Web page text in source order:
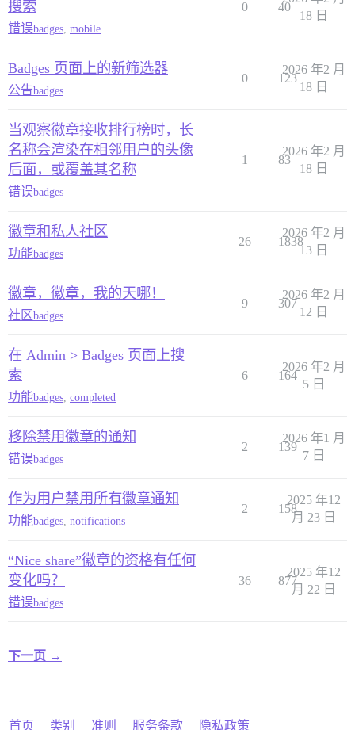
搜索
错误badges mobile
0 40
18 日
Badges 页面上的新筛选器
公告badges
0 123
2026 年2 月
18 日
当观察徽章接收排行榜时，长
名称会渲染在相邻用户的头像
后面，或覆盖其名称
错误badges
1 83
2026 年2 月
18 日
徽章和私人社区
功能badges
26 1838
2026 年2 月
13 日
徽章，徽章，我的天哪！
社区badges
9 307
2026 年2 月
12 日
在 Admin > Badges 页面上搜
索
功能badges completed
6 164
2026 年2 月
5 日
移除禁用徽章的通知
错误badges
2 139
2026 年1 月
7 日
作为用户禁用所有徽章通知
功能badges notifications
2 158
2025 年12
月 23 日
“Nice share”徽章的资格有任何
变化吗？
错误badges
36 877
2025 年12
月 22 日
下一页 →
首页 类别 准则 服务条款 隐私政策